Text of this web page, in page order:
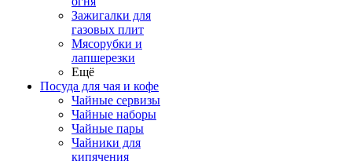
Зажигалки для
газовых плит
Мясорубки и
лапшерезки
Ещё
Посуда для чая и кофе
Чайные сервизы
Чайные наборы
Чайные пары
Чайники для
кипячения